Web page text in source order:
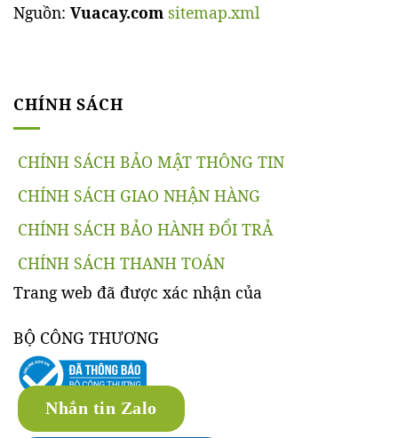
Nguồn: Vuacay.com sitemap.xml
CHÍNH SÁCH
CHÍNH SÁCH BẢO MẬT THÔNG TIN
CHÍNH SÁCH GIAO NHẬN HÀNG
CHÍNH SÁCH BẢO HÀNH ĐỔI TRẢ
CHÍNH SÁCH THANH TOÁN
Trang web đã được xác nhận của
BỘ CÔNG THƯƠNG
Nhắn tin Zalo